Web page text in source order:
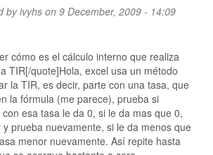
byivyhs on 9 December, 2009 - 14:09
cómo es el cálculo interno que realiza
TIR[/quote]Hola, excel usa un método
la TIR, es decir, parte con una tasa, que
la fórmula (me parece), prueba si
esa tasa le da 0, si le da mas que 0,
prueba nuevamente, si le da menos que
menor nuevamente. Así repite hasta